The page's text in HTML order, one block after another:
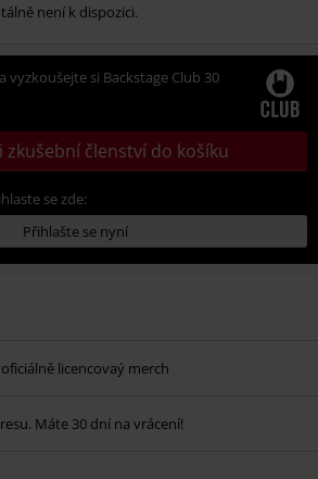
není k dispozici.
vyzkoušejte si Backstage Club 30
zkušební členství do košíku
se zde:
Přihlašte se nyní
licencovaý merch
Máte 30 dní na vrácení!